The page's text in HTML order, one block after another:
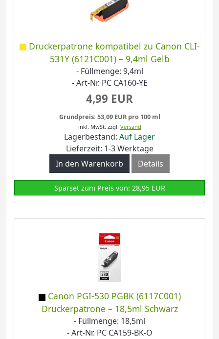
Druckerpatrone kompatibel zu Canon CLI-
531Y (6121C001) – 9,4ml Gelb
- Füllmenge: 9,4ml
- Art-Nr. PC CA160-YE
4,99 EUR
Grundpreis: 53,09 EUR pro 100 ml
inkl. MwSt. zzgl. Versand
Lagerbestand: Auf Lager
Lieferzeit: 1-3 Werktage
In den Warenkorb
Details
Sparset zum Preis von: 28,95 EUR
Canon PGI-530 PGBK (6117C001)
Druckerpatrone – 18,5ml Schwarz
- Füllmenge: 18,5ml
- Art-Nr. PC CA159-BK-O